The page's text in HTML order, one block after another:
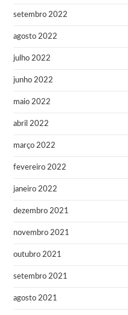
setembro 2022
agosto 2022
julho 2022
junho 2022
maio 2022
abril 2022
março 2022
fevereiro 2022
janeiro 2022
dezembro 2021
novembro 2021
outubro 2021
setembro 2021
agosto 2021